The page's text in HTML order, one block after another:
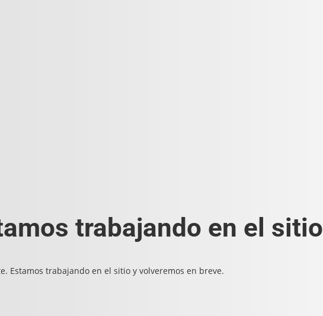
trabajando en el sitio
Estamos trabajando en el sitio y volveremos en breve.